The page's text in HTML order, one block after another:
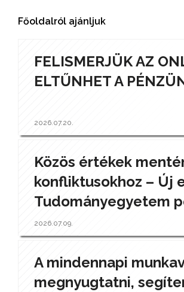
Főoldalról ajánljuk
FELISMERJÜK AZ
ELTŰNHET A
2026.07.20.
Közös értékek
konfliktusokhoz – Új
Tudományegyetem
2026.07.09.
A mindennapi
megnyugtatni,